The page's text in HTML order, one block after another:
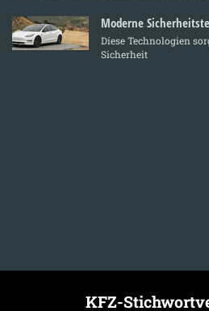
Moderne
Diese Technologien
Sicherheit
KFZ-